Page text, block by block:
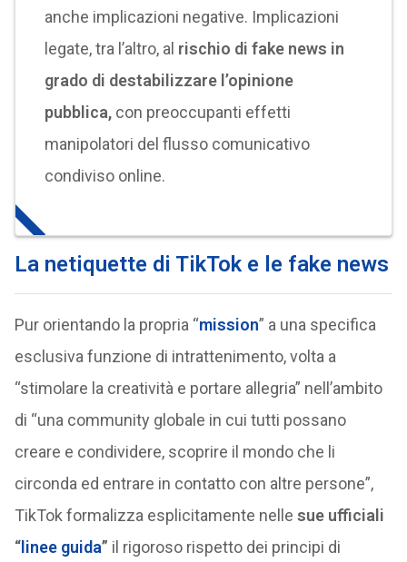
anche implicazioni negative. Implicazioni
legate, tra l’altro, al rischio di fake news in
grado di destabilizzare l’opinione
pubblica, con preoccupanti effetti
manipolatori del flusso comunicativo
condiviso online.
La netiquette di TikTok e le fake news
Pur orientando la propria “mission” a una specifica
esclusiva funzione di intrattenimento, volta a
“stimolare la creatività e portare allegria” nell’ambito
di “una community globale in cui tutti possano
creare e condividere, scoprire il mondo che li
circonda ed entrare in contatto con altre persone”,
TikTok formalizza esplicitamente nelle sue ufficiali
“linee guida” il rigoroso rispetto dei principi di